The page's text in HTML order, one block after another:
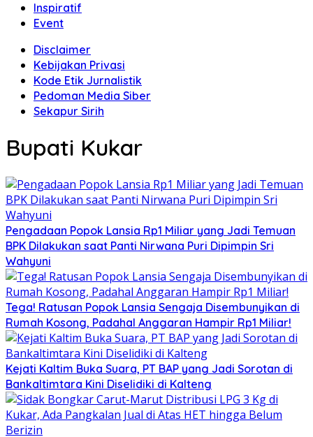
Inspiratif
Event
Disclaimer
Kebijakan Privasi
Kode Etik Jurnalistik
Pedoman Media Siber
Sekapur Sirih
Bupati Kukar
Pengadaan Popok Lansia Rp1 Miliar yang Jadi Temuan
BPK Dilakukan saat Panti Nirwana Puri Dipimpin Sri
Wahyuni
Tega! Ratusan Popok Lansia Sengaja Disembunyikan di
Rumah Kosong, Padahal Anggaran Hampir Rp1 Miliar!
Kejati Kaltim Buka Suara, PT BAP yang Jadi Sorotan di
Bankaltimtara Kini Diselidiki di Kalteng